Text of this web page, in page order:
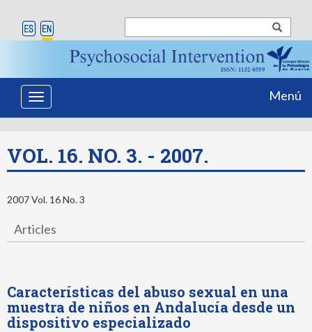
Toggle
navigation
Menú
VOL. 16. NO. 3. - 2007.
2007 Vol. 16 No. 3
Articles
Características del abuso sexual en una
muestra de niños en Andalucía desde un
dispositivo especializado